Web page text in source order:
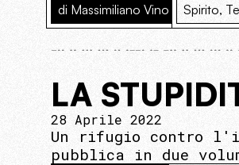
di Massimiliano Vino Spirito,
LA
28 Aprile 2022
Un rifugio contro
pubblica in due